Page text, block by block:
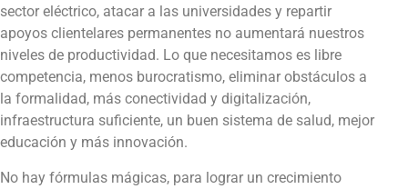
sector eléctrico, atacar a las universidades y repartir
apoyos clientelares permanentes no aumentará nuestros
niveles de productividad. Lo que necesitamos es libre
competencia, menos burocratismo, eliminar obstáculos a
la formalidad, más conectividad y digitalización,
infraestructura suficiente, un buen sistema de salud, mejor
educación y más innovación.
No hay fórmulas mágicas, para lograr un crecimiento